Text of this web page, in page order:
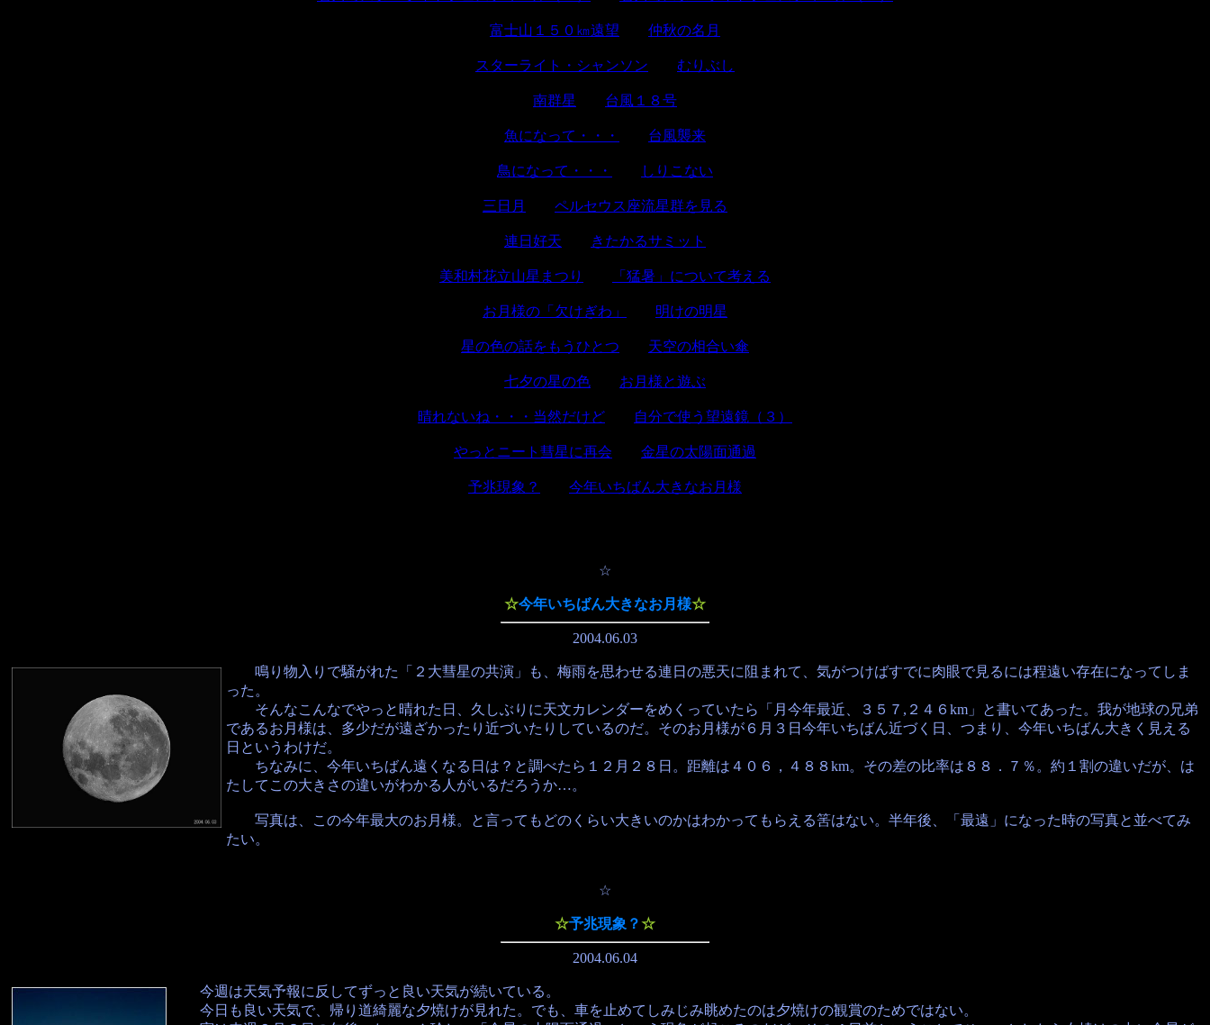
富士山１５０㎞遠望 仲秋の名月
スターライト・シャンソン むりぶし
南群星 台風１８号
魚になって・・・ 台風襲来
鳥になって・・・ しりこない
三日月 ペルセウス座流星群を見る
連日好天 きたかるサミット
美和村花立山星まつり 「猛暑」について考える
お月様の「欠けぎわ」 明けの明星
星の色の話をもうひとつ 天空の相合い傘
七夕の星の色 お月様と遊ぶ
晴れないね・・・当然だけど 自分で使う望遠鏡（３）
やっとニート彗星に再会 金星の太陽面通過
予兆現象？ 今年いちばん大きなお月様
☆
☆今年いちばん大きなお月様☆
2004.06.03
鳴り物入りで騒がれた「２大彗星の共演」も、梅雨を思わせる連日の悪天に阻まれて、気がつけばすでに肉眼で見るには程遠い存在になってしま
った。
そんなこんなでやっと晴れた日、久しぶりに天文カレンダーをめくっていたら「月今年最近、３５７,２４６km」と書いてあった。我が地球の兄弟
であるお月様は、多少だが遠ざかったり近づいたりしているのだ。そのお月様が６月３日今年いちばん近づく日、つまり、今年いちばん大きく見える
日というわけだ。
ちなみに、今年いちばん遠くなる日は？と調べたら１２月２８日。距離は４０６，４８８km。その差の比率は８８．７％。約１割の違いだが、は
たしてこの大きさの違いがわかる人がいるだろうか…。
写真は、この今年最大のお月様。と言ってもどのくらい大きいのかはわかってもらえる筈はない。半年後、「最遠」になった時の写真と並べてみ
たい。
☆
☆予兆現象？☆
2004.06.04
今週は天気予報に反してずっと良い天気が続いている。
今日も良い天気で、帰り道綺麗な夕焼けが見れた。でも、車を止めてしみじみ眺めたのは夕焼けの観賞のためではない。